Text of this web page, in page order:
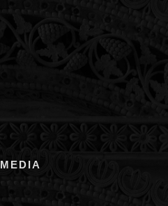
MEDIA